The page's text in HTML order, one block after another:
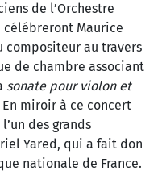
de l’Orchestre
célébreront Maurice
compositeur au travers
de chambre associant
sonate pour violon et
En miroir à ce concert
des grands
Yared, qui a fait don
nationale de France.